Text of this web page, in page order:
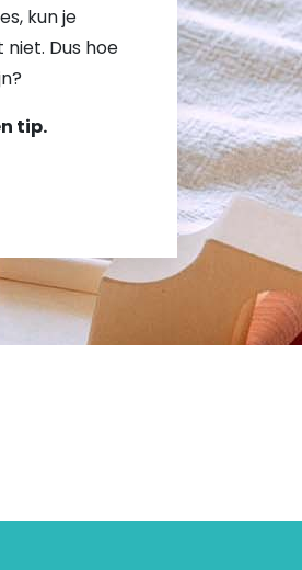
kun je
Dus hoe
tip.